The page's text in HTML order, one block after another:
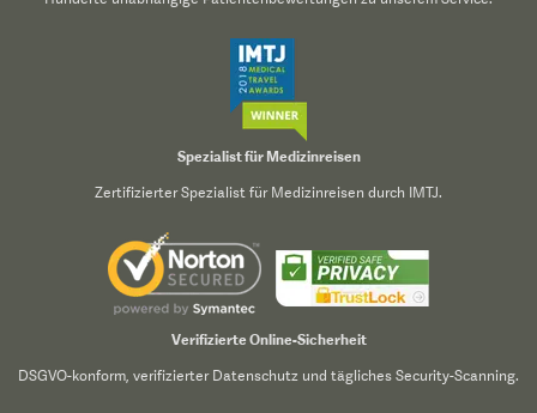
Spezialist für Medizinreisen
Zertifizierter Spezialist für Medizinreisen durch IMTJ.
Verifizierte Online-Sicherheit
DSGVO-konform, verifizierter Datenschutz und tägliches Security-Scanning.